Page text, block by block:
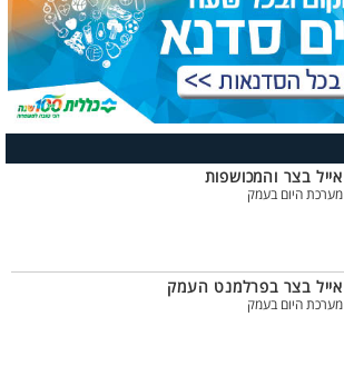
אייל בצר והמכושפות
מערכת היום בעמק
אייל בצר בפרלמנט העמק
מערכת היום בעמק